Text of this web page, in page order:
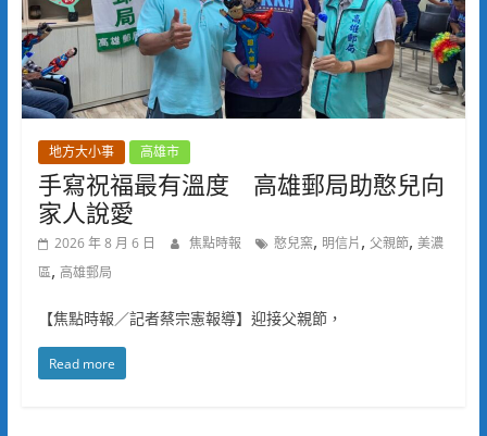
地方大小事 高雄市
手寫祝福最有溫度 高雄郵局助憨兒向
家人說愛
2026 年 8 月 6 日 焦點時報 憨兒窯, 明信片, 父親節, 美濃
區, 高雄郵局
【焦點時報／記者蔡宗憲報導】迎接父親節，
Read more